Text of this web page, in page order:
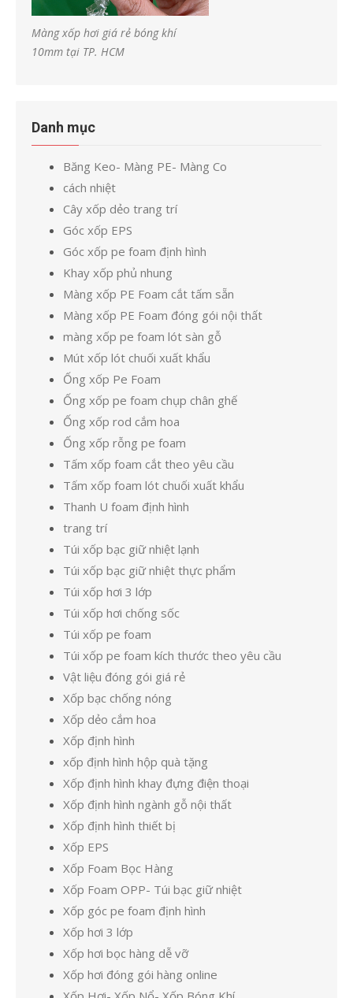
Màng xốp hơi giá rẻ bóng khí
10mm tại TP. HCM
Danh mục
Băng Keo- Màng PE- Màng Co
cách nhiệt
Cây xốp dẻo trang trí
Góc xốp EPS
Góc xốp pe foam định hình
Khay xốp phủ nhung
Màng xốp PE Foam cắt tấm sẵn
Màng xốp PE Foam đóng gói nội thất
màng xốp pe foam lót sàn gỗ
Mút xốp lót chuối xuất khẩu
Ống xốp Pe Foam
Ống xốp pe foam chụp chân ghế
Ống xốp rod cắm hoa
Ống xốp rỗng pe foam
Tấm xốp foam cắt theo yêu cầu
Tấm xốp foam lót chuối xuất khẩu
Thanh U foam định hình
trang trí
Túi xốp bạc giữ nhiệt lạnh
Túi xốp bạc giữ nhiệt thực phẩm
Túi xốp hơi 3 lớp
Túi xốp hơi chống sốc
Túi xốp pe foam
Túi xốp pe foam kích thước theo yêu cầu
Vật liệu đóng gói giá rẻ
Xốp bạc chống nóng
Xốp dẻo cắm hoa
Xốp định hình
xốp định hình hộp quà tặng
Xốp định hình khay đựng điện thoại
Xốp định hình ngành gỗ nội thất
Xốp định hình thiết bị
Xốp EPS
Xốp Foam Bọc Hàng
Xốp Foam OPP- Túi bạc giữ nhiệt
Xốp góc pe foam định hình
Xốp hơi 3 lớp
Xốp hơi bọc hàng dễ vỡ
Xốp hơi đóng gói hàng online